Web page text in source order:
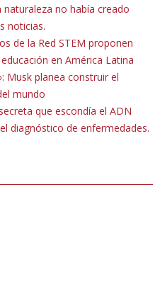
naturaleza no había creado
noticias.
de la Red STEM proponen
en América Latina
Musk planea construir el
mundo
que escondía el ADN
diagnóstico de enfermedades.